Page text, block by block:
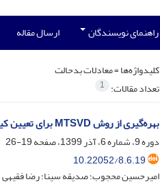
راهنمای نویسندگان ارسال مقاله
کلیدواژه‌ها =معادلات بدحالت
تعداد مقالات: 1
بهره‌گیری از روش MTSVD برای تعیین کیفیت اشعه ایکس در محدوده رادیولوژی تشخیصی از طیف‌نگاری کامپتون با استفاده از کد مونت‌کارلو MCNPX
دوره 9، شماره 6، آذر 1399، صفحه
19-26
10.22052/8.6.19
امیرحسین محجوب؛ صدیقه سینا؛ رضا فقیهی